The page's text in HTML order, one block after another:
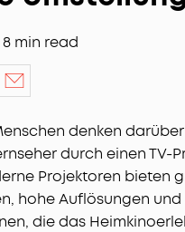
8 min read
denken
durch einen TV-
Projektoren bieten
hohe Auflösungen
die das